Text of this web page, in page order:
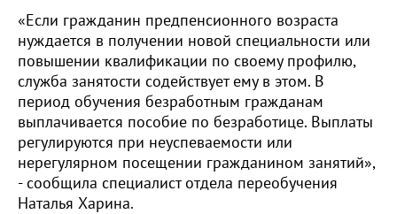
«Если гражданин предпенсионного возраста
нуждается в получении новой специальности или
повышении квалификации по своему профилю,
служба занятости содействует ему в этом. В
период обучения безработным гражданам
выплачивается пособие по безработице. Выплаты
регулируются при неуспеваемости или
нерегулярном посещении гражданином занятий»,
- сообщила специалист отдела переобучения
Наталья Харина.